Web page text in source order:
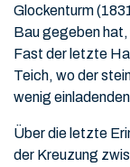
Glockenturm
Bau gegeben
Fast der letzte
Teich, wo der
wenig
Über die letzte
der Kreuzung